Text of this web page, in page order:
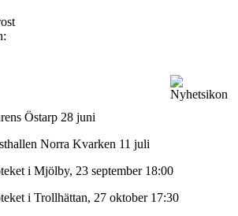
Östarp 28 juni
Norra Kvarken 11 juli
i Mjölby, 23 september 18:00
i Trollhättan, 27 oktober 17:30